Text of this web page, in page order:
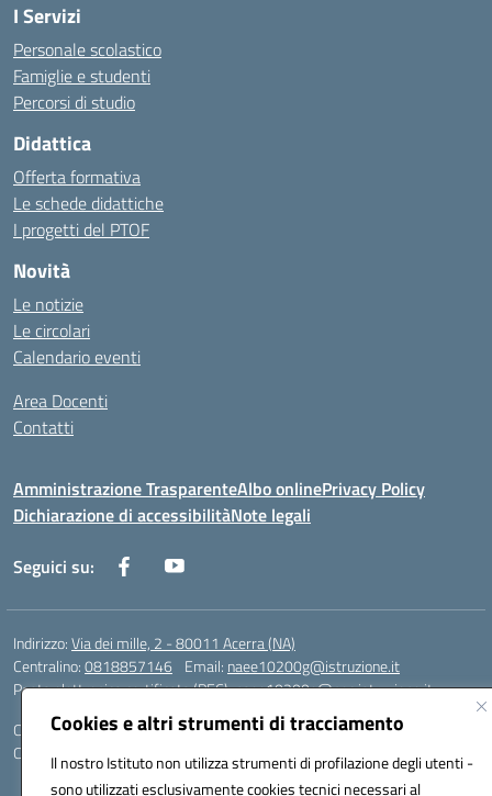
Cookies e altri strumenti di tracciamento
Il nostro Istituto non utilizza strumenti di profilazione degli utenti -
sono utilizzati esclusivamente cookies tecnici necessari al
I Servizi
Personale scolastico
Famiglie e studenti
Percorsi di studio
Didattica
Offerta formativa
Le schede didattiche
I progetti del PTOF
Novità
Le notizie
Le circolari
Calendario eventi
Area Docenti
Contatti
Amministrazione TrasparenteAlbo onlinePrivacy Policy
Dichiarazione di accessibilitàNote legali
Seguici su:
Indirizzo:Via dei mille, 2 - 80011 Acerra (NA)
Centralino:0818857146 Email: naee10200g@istruzione.it
Posta elettronica certificata (PEC):naee10200g@pec.istruzione.it
Codice fiscale: 80103770634
Codice meccanografico:
NAEE10200G